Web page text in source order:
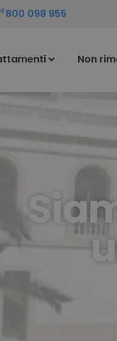
800 098 955
Non